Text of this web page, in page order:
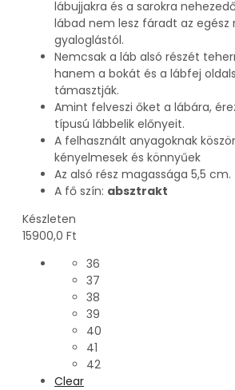
lábujjakra és a sarokra
lábad nem lesz fáradt az egész
gyaloglástól.
Nemcsak a láb alsó részét
hanem a bokát és a lábfej
támasztják.
Amint felveszi őket a lábára,
típusú lábbelik előnyeit.
A felhasznált anyagoknak
kényelmesek és könnyűek
Az alsó rész magassága 5,5 cm.
A fő szín: absztrakt
Készleten
15900,0 Ft
36
37
38
39
40
41
42
Clear